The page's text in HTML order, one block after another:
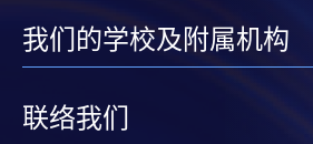
我们的学校及附属机构
联络我们